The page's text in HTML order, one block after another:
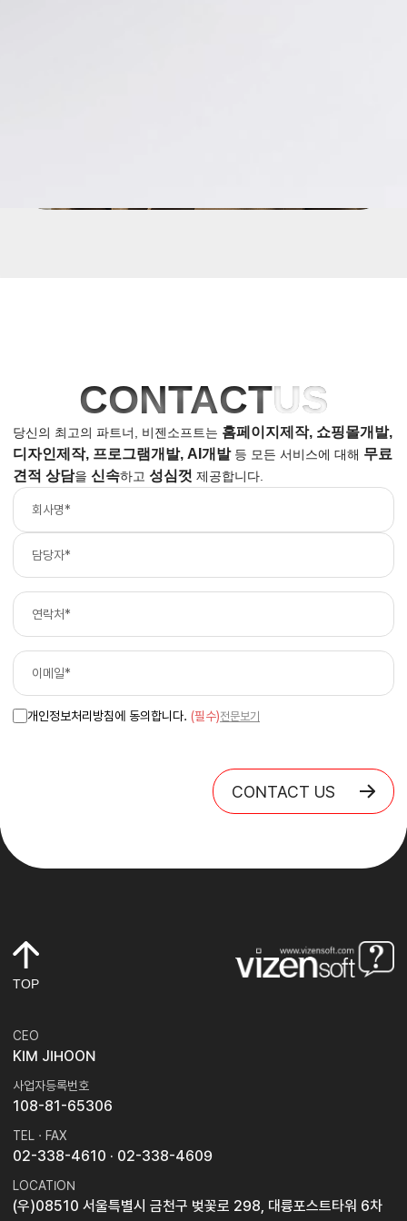
CONTACTUS
당신의 최고의 파트너, 비젠소프트는 홈페이지제작, 쇼핑몰개발,
디자인제작, 프로그램개발, AI개발등 모든 서비스에 대해 무료
견적 상담을 신속하고 성심껏 제공합니다.
개인정보처리방침에 동의합니다. (필수)전문보기
CONTACT US
TOP
CEO
KIM JIHOON
사업자등록번호
108-81-65306
TEL · FAX
02-338-4610 · 02-338-4609
LOCATION
(우)08510 서울특별시 금천구 벚꽃로 298, 대륭포스트타워 6차